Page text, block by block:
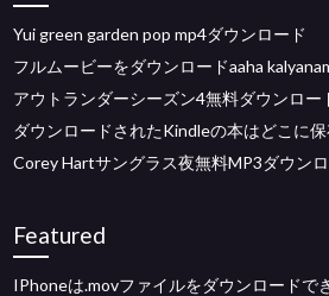
Yui green garden pop mp4ダウンロード
フルムービーをダウンロードaaha
アウトランダーシーズン4無料ダウンロー
ダウンロードされたKindleの本はどこに
Corey Hartサングラス夜無料MP3ダウン
Featured
IPhoneは.movファイルをダウンロードで